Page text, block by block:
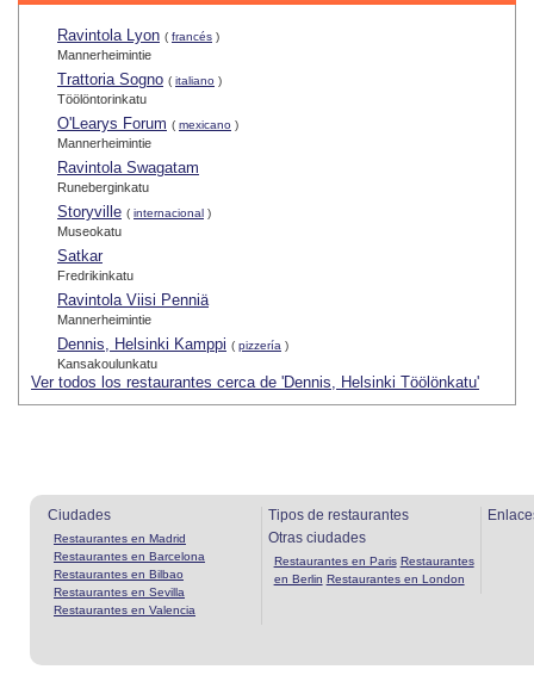
Ravintola Lyon ( francés )
Mannerheimintie
Trattoria Sogno ( italiano )
Töölöntorinkatu
O'Learys Forum ( mexicano )
Mannerheimintie
Ravintola Swagatam
Runeberginkatu
Storyville ( internacional )
Museokatu
Satkar
Fredrikinkatu
Ravintola Viisi Penniä
Mannerheimintie
Dennis, Helsinki Kamppi ( pizzería )
Kansakoulunkatu
Ver todos los restaurantes cerca de 'Dennis, Helsinki Töölönkatu'
Ciudades
Restaurantes en Madrid
Restaurantes en Barcelona
Restaurantes en Bilbao
Restaurantes en Sevilla
Restaurantes en Valencia
Tipos de restaurantes
Otras ciudades
Restaurantes en Paris Restaurantes
en Berlin Restaurantes en London